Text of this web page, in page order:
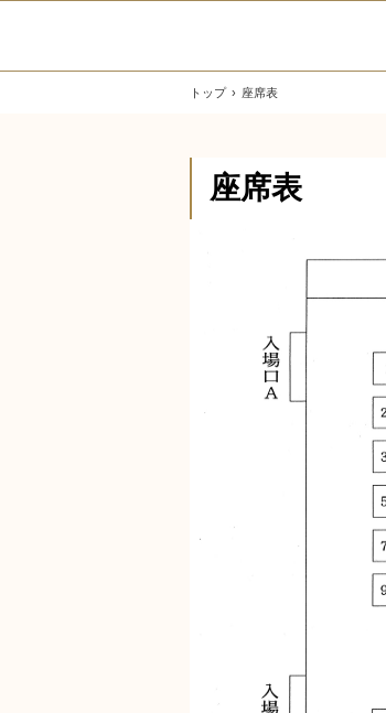
トップ › 座席表
座席表